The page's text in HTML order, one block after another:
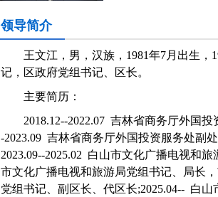
领导简介
王文江 ， 男 ， 汉族， 1981年7月 出生，
记，区政府党组书记、区长。
主要简历 ：
2018.12--2022.07 吉林省商务厅外国投
-2023.09 吉林省商务厅外国投资服务处副
2023.09--2025.02 白山市文化广播电视和
市文化广播电视和旅游局党组书记、局长
党组书记、副区长、代区长;2025.04-- 白